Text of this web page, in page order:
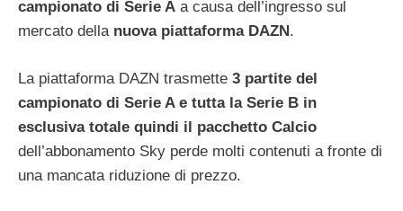
campionato di Serie A a causa dell’ingresso sul
mercato dellanuova piattaforma DAZN.
La piattaforma DAZN trasmette 3 partite del
campionato di Serie A e tutta la Serie B in
esclusiva totale quindi il pacchetto Calcio
dell’abbonamento Sky perde molti contenuti a fronte di
una mancata riduzione di prezzo.